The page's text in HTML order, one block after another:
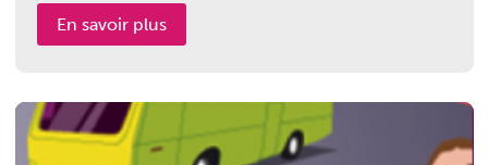
En savoir plus